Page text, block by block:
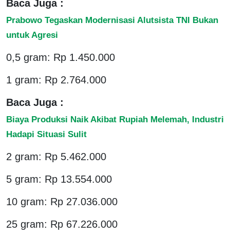
Baca Juga :
Prabowo Tegaskan Modernisasi Alutsista TNI Bukan
untuk Agresi
0,5 gram: Rp 1.450.000
1 gram: Rp 2.764.000
Baca Juga :
Biaya Produksi Naik Akibat Rupiah Melemah, Industri
Hadapi Situasi Sulit
2 gram: Rp 5.462.000
5 gram: Rp 13.554.000
10 gram: Rp 27.036.000
25 gram: Rp 67.226.000